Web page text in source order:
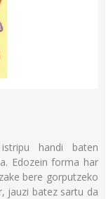
handi baten
Edozein forma har
bere gorputzeko
jauzi batez sartu da